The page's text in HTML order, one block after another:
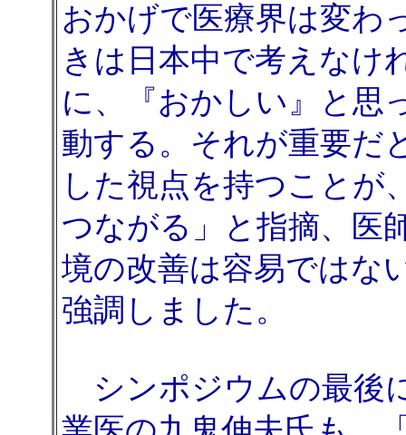
おかげで医療界は変わ
きは日本中で考えなけ
に、『おかしい』と思
動する。それが重要だ
した視点を持つことが
つながる」と指摘、医
境の改善は容易ではな
強調しました。
シンポジウムの最後